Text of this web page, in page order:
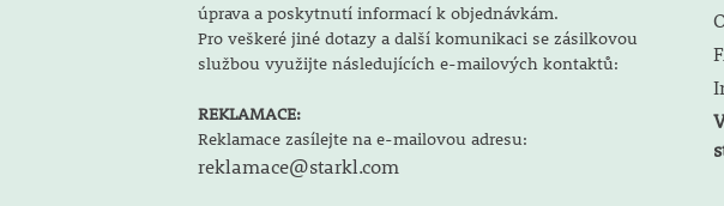
úprava a poskytnutí informací k objednávkám.
Pro veškeré jiné dotazy a další komunikaci se zásilkovou
službou využijte následujících e-mailových kontaktů:
REKLAMACE:
Reklamace zasílejte na e-mailovou adresu:
reklamace@starkl.com